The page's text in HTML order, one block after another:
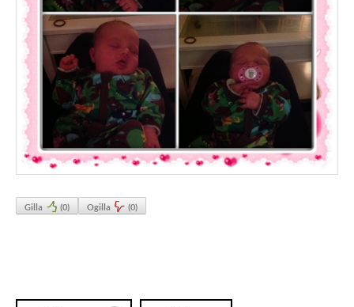
Gilla (0) Ogilla (0)